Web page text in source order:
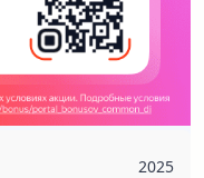
2025